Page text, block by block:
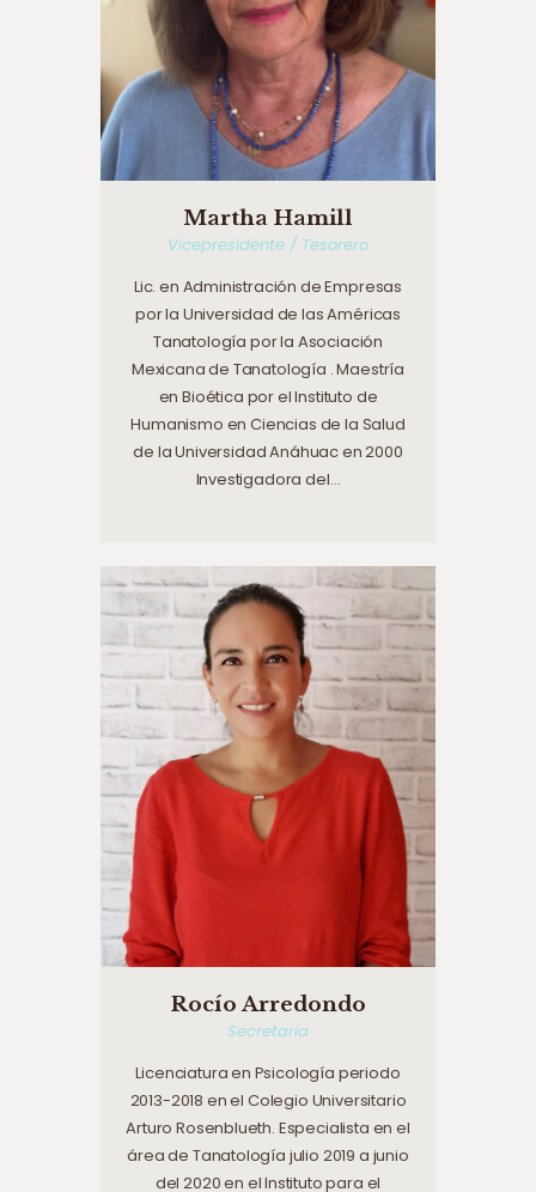
Martha Hamill
Vicepresidente / Tesorero
Lic. en Administración de Empresas
por la Universidad de las Américas
Tanatología por la Asociación
Mexicana de Tanatología . Maestría
en Bioética por el Instituto de
Humanismo en Ciencias de la Salud
de la Universidad Anáhuac en 2000
Investigadora del…
Rocío Arredondo
Secretaria
Licenciatura en Psicología periodo
2013-2018 en el Colegio Universitario
Arturo Rosenblueth. Especialista en el
área de Tanatología julio 2019 a junio
del 2020 en el Instituto para el